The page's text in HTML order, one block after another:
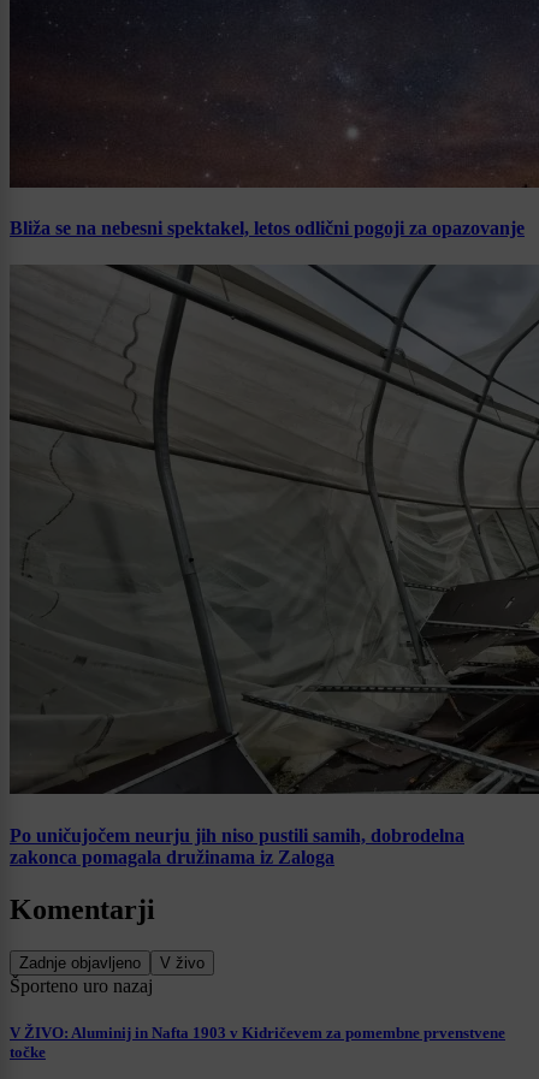
Bliža se na nebesni spektakel, letos odlični pogoji za opazovanje
Po uničujočem neurju jih niso pustili samih, dobrodelna
zakonca pomagala družinama iz Zaloga
Komentarji
Zadnje objavljeno V živo
Športeno uro nazaj
V ŽIVO: Aluminij in Nafta 1903 v Kidričevem za pomembne prvenstvene
točke